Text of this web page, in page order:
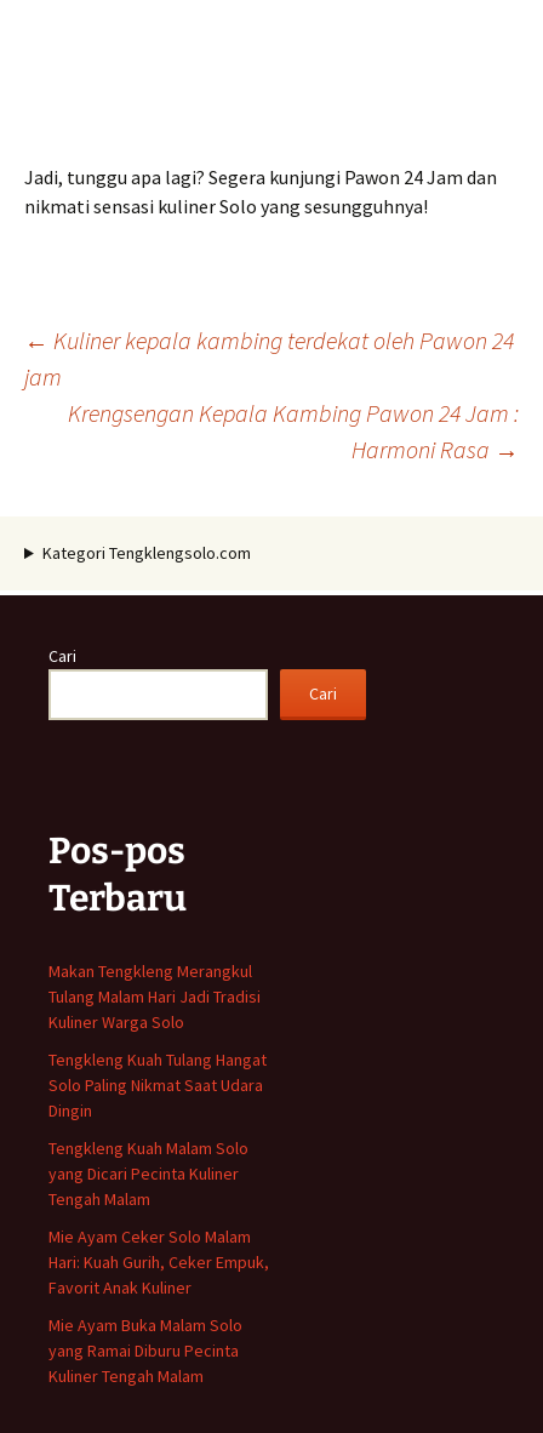
Jadi, tunggu apa lagi? Segera kunjungi Pawon 24 Jam dan
nikmati sensasi kuliner Solo yang sesungguhnya!
Navigasi
Tulisan
← Kuliner kepala kambing terdekat oleh Pawon 24
jam
Krengsengan Kepala Kambing Pawon 24 Jam :
Harmoni Rasa →
Kategori Tengklengsolo.com
Cari
Cari
Pos-pos
Terbaru
Makan Tengkleng Merangkul
Tulang Malam Hari Jadi Tradisi
Kuliner Warga Solo
Tengkleng Kuah Tulang Hangat
Solo Paling Nikmat Saat Udara
Dingin
Tengkleng Kuah Malam Solo
yang Dicari Pecinta Kuliner
Tengah Malam
Mie Ayam Ceker Solo Malam
Hari: Kuah Gurih, Ceker Empuk,
Favorit Anak Kuliner
Mie Ayam Buka Malam Solo
yang Ramai Diburu Pecinta
Kuliner Tengah Malam